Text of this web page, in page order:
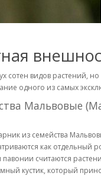
видов растений,
одного из самых
Мальвовые
из семейства
как отдельный
считаются
кустик, который